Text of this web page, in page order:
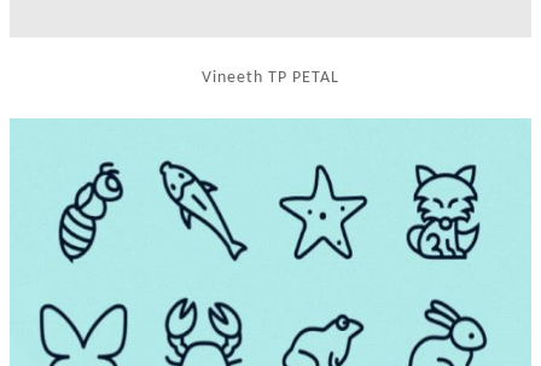
Vineeth TP PETAL